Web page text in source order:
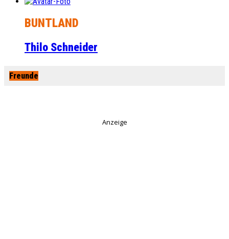
BUNTLAND
Thilo Schneider
Freunde
Anzeige